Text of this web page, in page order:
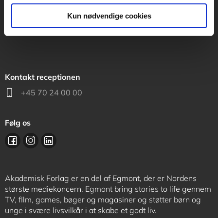
Kun nødvendige cookies
support@akademisk.dk
Kontakt receptionen
+45 70 24 00 00
Følg os
Akademisk Forlag er en del af Egmont, der er Nordens
største mediekoncern. Egmont bring stories to life gennem
TV, film, games, bøger og magasiner og støtter børn og
unge i svære livsvilkår i at skabe et godt liv.